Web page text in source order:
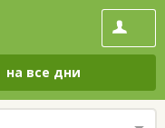
на все дни